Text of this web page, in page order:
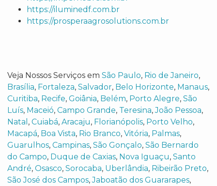
https://iluminedf.com.br
https://prosperaagrosolutions.com.br
Veja Nossos Serviços em São Paulo, Rio de Janeiro,
Brasília, Fortaleza, Salvador, Belo Horizonte, Manaus,
Curitiba, Recife, Goiânia, Belém, Porto Alegre, São
Luís, Maceió, Campo Grande, Teresina,João Pessoa,
Natal , Cuiabá, Aracaju, Florianópolis, Porto Velho,
Macapá, Boa Vista, Rio Branco, Vitória, Palmas,
Guarulhos, Campinas, São Gonçalo, São Bernardo
do Campo, Duque de Caxias, Nova Iguaçu, Santo
André, Osasco, Sorocaba, Uberlândia, Ribeirão Preto,
São José dos Campos,Jaboatão dos Guararapes,